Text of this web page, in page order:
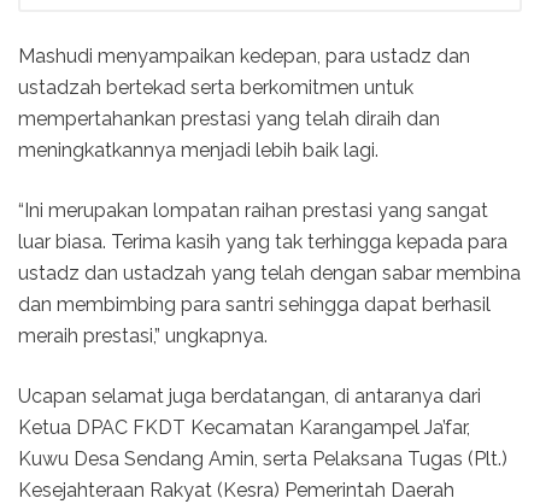
Mashudi menyampaikan kedepan, para ustadz dan
ustadzah bertekad serta berkomitmen untuk
mempertahankan prestasi yang telah diraih dan
meningkatkannya menjadi lebih baik lagi.
“Ini merupakan lompatan raihan prestasi yang sangat
luar biasa. Terima kasih yang tak terhingga kepada para
ustadz dan ustadzah yang telah dengan sabar membina
dan membimbing para santri sehingga dapat berhasil
meraih prestasi,” ungkapnya.
Ucapan selamat juga berdatangan, di antaranya dari
Ketua DPAC FKDT Kecamatan Karangampel Ja’far,
Kuwu Desa Sendang Amin, serta Pelaksana Tugas (Plt.)
Kesejahteraan Rakyat (Kesra) Pemerintah Daerah